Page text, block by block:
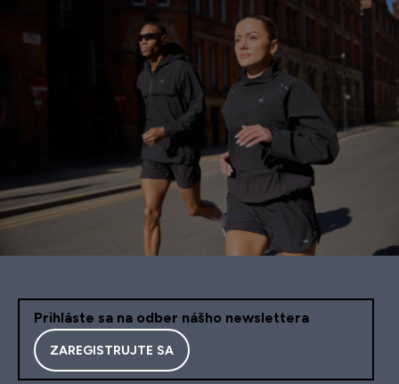
Prihláste sa na odber nášho newslettera
ZAREGISTRUJTE SA